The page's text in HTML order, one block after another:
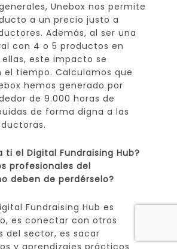
Unebox nos permite
a un precio justo a
Además, al ser una
con 4 o 5 productos en
este impacto se
tiempo. Calculamos que
hemos generado por
de 9.000 horas de
de forma digna a las
ti el Digital Fundraising Hub?
profesionales del
deben de perdérselo?
Fundraising Hub es
es conectar con otros
del sector, es sacar